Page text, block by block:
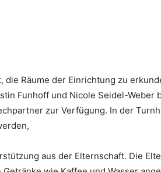
Räume der Einrichtung zu
Funhoff und Nicole Seidel-
zur Verfügung. In der
aus der Elternschaft. Die